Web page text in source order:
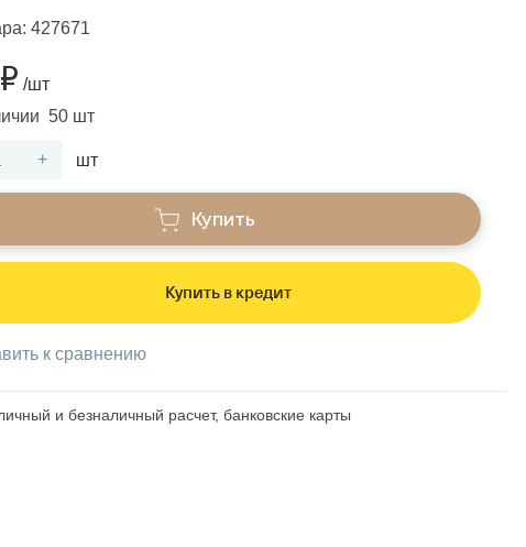
427671
/шт
50 шт
+ шт
Купить
Купить в кредит
к сравнению
и безналичный расчет, банковские карты